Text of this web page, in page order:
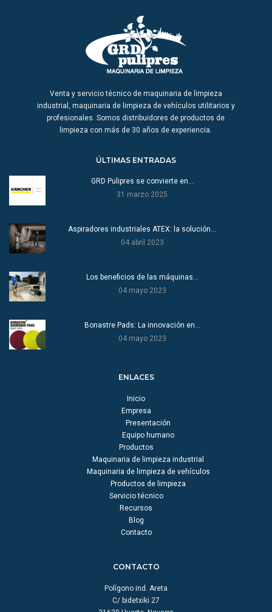
Venta y servicio técnico de maquinaria de limpieza
industrial, maquinaria de limpieza de vehículos utilitarios y
profesionales. Somos distribuidores de productos de
limpieza con más de 30 años de experiencia.
ÚLTIMAS ENTRADAS
GRD Pulipres se convierte en…
31 marzo 2025
Aspiradores industriales ATEX: la solución…
04 abril 2023
Los beneficios de las máquinas…
04 mayo 2023
Bonastre Pads: La innovación en…
04 mayo 2023
ENLACES
Inicio
Empresa
Presentación
Equipo humano
Productos
Maquinaria de limpieza industrial
Maquinaria de limpieza de vehículos
Productos de limpieza
Servicio técnico
Recursos
Blog
Contacto
CONTACTO
Polígono ind. Areta
C/ bidetxiki 27